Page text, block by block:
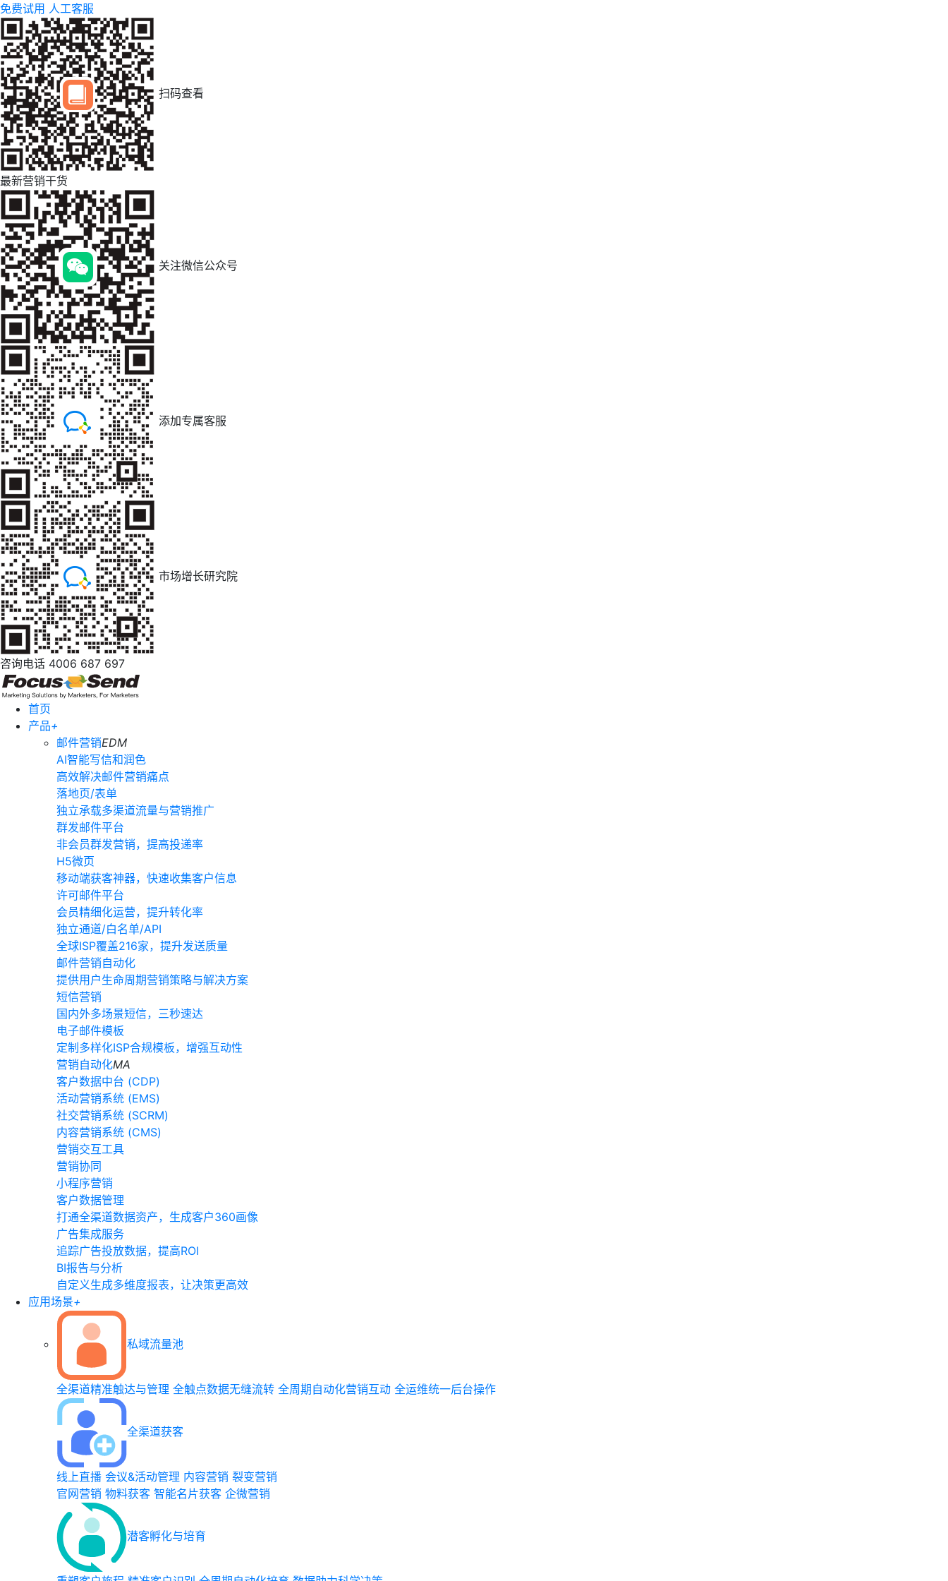
免费试用 人工客服
扫码查看
最新营销干货
关注微信公众号
添加专属客服
市场增长研究院
咨询电话 4006 687 697
首页
产品+
邮件营销EDM
AI智能写信和润色
高效解决邮件营销痛点
落地页/表单
独立承载多渠道流量与营销推广
群发邮件平台
非会员群发营销，提高投递率
H5微页
移动端获客神器，快速收集客户信息
许可邮件平台
会员精细化运营，提升转化率
独立通道/白名单/API
全球ISP覆盖216家，提升发送质量
邮件营销自动化
提供用户生命周期营销策略与解决方案
短信营销
国内外多场景短信，三秒速达
电子邮件模板
定制多样化ISP合规模板，增强互动性
营销自动化MA
客户数据中台 (CDP)
活动营销系统 (EMS)
社交营销系统 (SCRM)
内容营销系统 (CMS)
营销交互工具
营销协同
小程序营销
客户数据管理
打通全渠道数据资产，生成客户360画像
广告集成服务
追踪广告投放数据，提高ROI
BI报告与分析
自定义生成多维度报表，让决策更高效
应用场景+
私域流量池
全渠道精准触达与管理 全触点数据无缝流转 全周期自动化营销互动 全运维统一后台操作
全渠道获客
线上直播 会议&活动管理 内容营销 裂变营销
官网营销 物料获客 智能名片获客 企微营销
潜客孵化与培育